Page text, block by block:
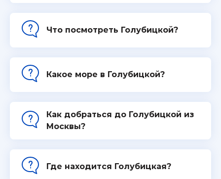
Что посмотреть Голубицкой?
Какое море в Голубицкой?
Как добраться до Голубицкой из
Москвы?
Где находится Голубицкая?